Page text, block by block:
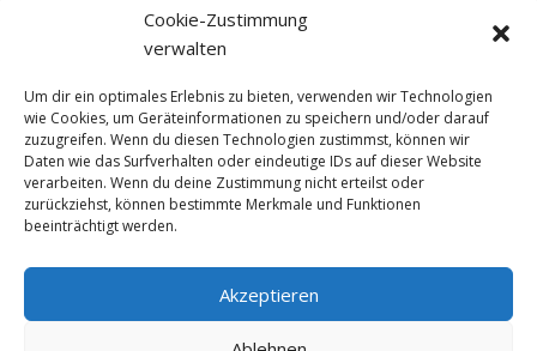
Cookie-Zustimmung
verwalten
Um dir ein optimales Erlebnis zu bieten, verwenden wir Technologien
wie Cookies, um Geräteinformationen zu speichern und/oder darauf
zuzugreifen. Wenn du diesen Technologien zustimmst, können wir
Daten wie das Surfverhalten oder eindeutige IDs auf dieser Website
verarbeiten. Wenn du deine Zustimmung nicht erteilst oder
zurückziehst, können bestimmte Merkmale und Funktionen
beeinträchtigt werden.
Akzeptieren
schwierig ist gutes Webhosting zu finden: Bei
vielen Anbietern ärgert man sich über
Serverausfälleoder überlangsame
Ladezeiten. Deswegen habe ich im Mai 2016
angefangen, die bekanntesten Webhoster
systematisch zu testen und deren
Erreichbarkeit und Ladezeit für eine typische
Website basierend auf dem beliebten CMS-
System WordPress zu protokollieren. Auf
WebhosterWissen.de werte ich diese
Messungen kontinuierlich aus und gebe euch